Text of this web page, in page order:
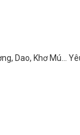
Dao, Khơ Mú...